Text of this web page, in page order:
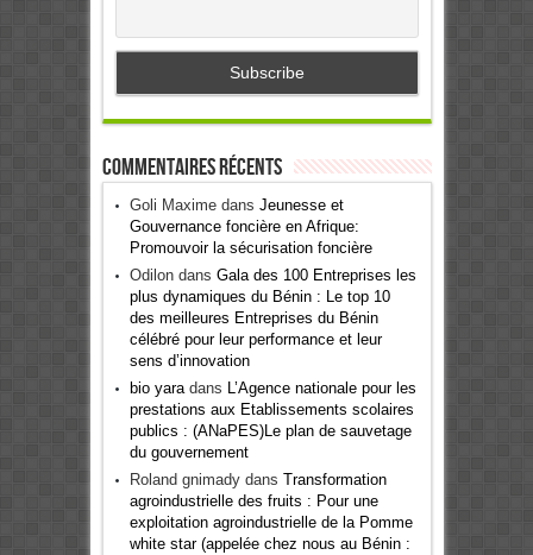
Commentaires récents
Goli Maximedans Jeunesse et
Gouvernance foncière en Afrique:
Promouvoir la sécurisation foncière
Odilondans Gala des 100 Entreprises les
plus dynamiques du Bénin : Le top 10
des meilleures Entreprises du Bénin
célébré pour leur performance et leur
sens d’innovation
bio yaradans L’Agence nationale pour les
prestations aux Etablissements scolaires
publics : (ANaPES)Le plan de sauvetage
du gouvernement
Roland gnimadydans Transformation
agroindustrielle des fruits : Pour une
exploitation agroindustrielle de la Pomme
white star (appelée chez nous au Bénin :